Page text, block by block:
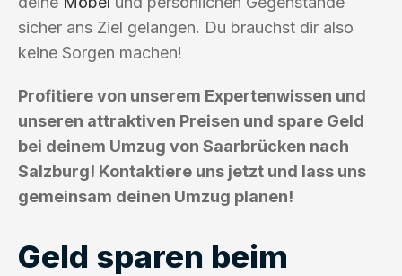
sicher ans Ziel gelangen. Du brauchst dir also
keine Sorgen machen!
Profitiere von unserem Expertenwissen und
unseren attraktiven Preisen und spare Geld
bei deinem Umzug von Saarbrücken nach
Salzburg! Kontaktiere uns jetzt und lass uns
gemeinsam deinen Umzug planen!
Geld sparen beim